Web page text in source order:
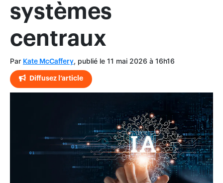
systèmes
centraux
Par Kate McCaffery, publié le 11 mai 2026 à 16h16
Diffusez l’article